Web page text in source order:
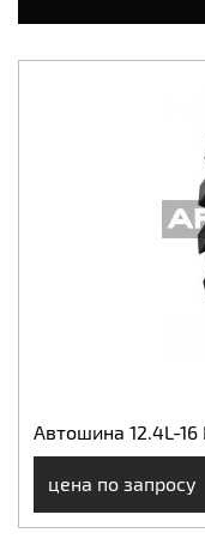
Автошина 12.4L-16
цена по запросу